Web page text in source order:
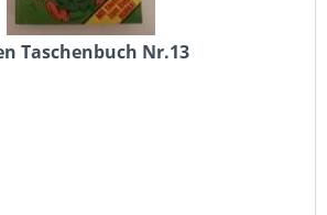
Taschenbuch Nr.13